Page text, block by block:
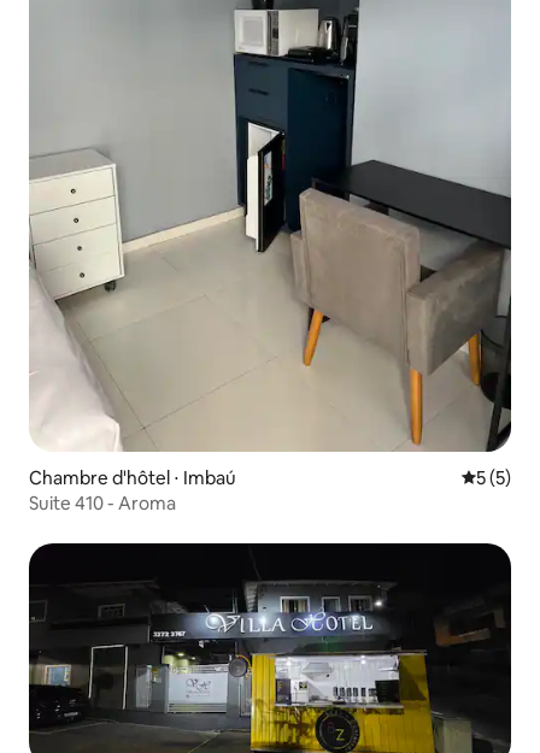
Chambre d'hôtel ⋅ Imbaú
5 (5)
Suite 410 - Aroma